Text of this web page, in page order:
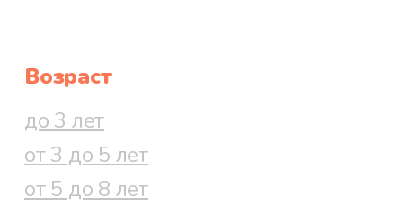
Возраст
до 3 лет
от 3 до 5 лет
от 5 до 8 лет